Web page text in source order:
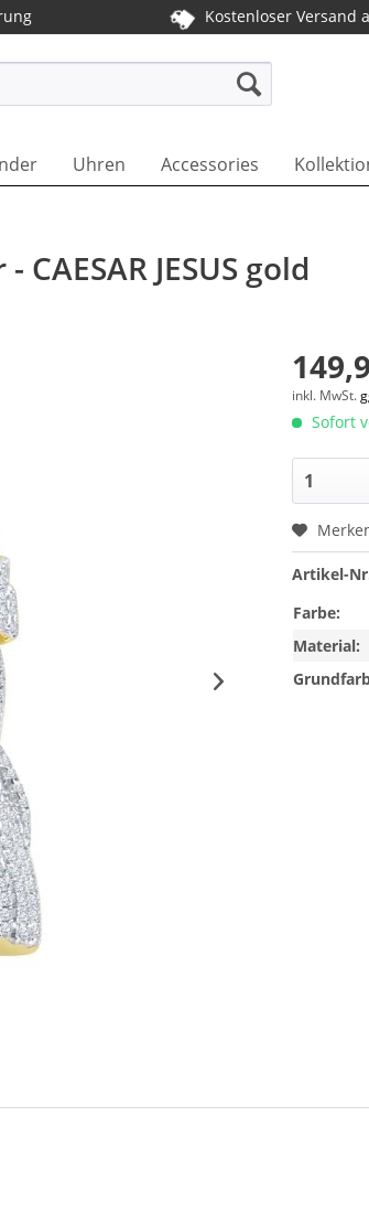
Kostenloser Versand
Uhren Accessories
JESUS gold
inkl. MwSt.
Sofort
Artikel-
Farbe:
Material: